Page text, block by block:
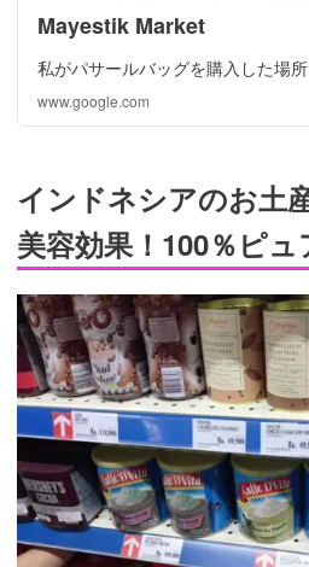
Mayestik Market
私がパサールバッグを購入した場
www.google.com
インドネシアのお土
美容効果！100％ピ